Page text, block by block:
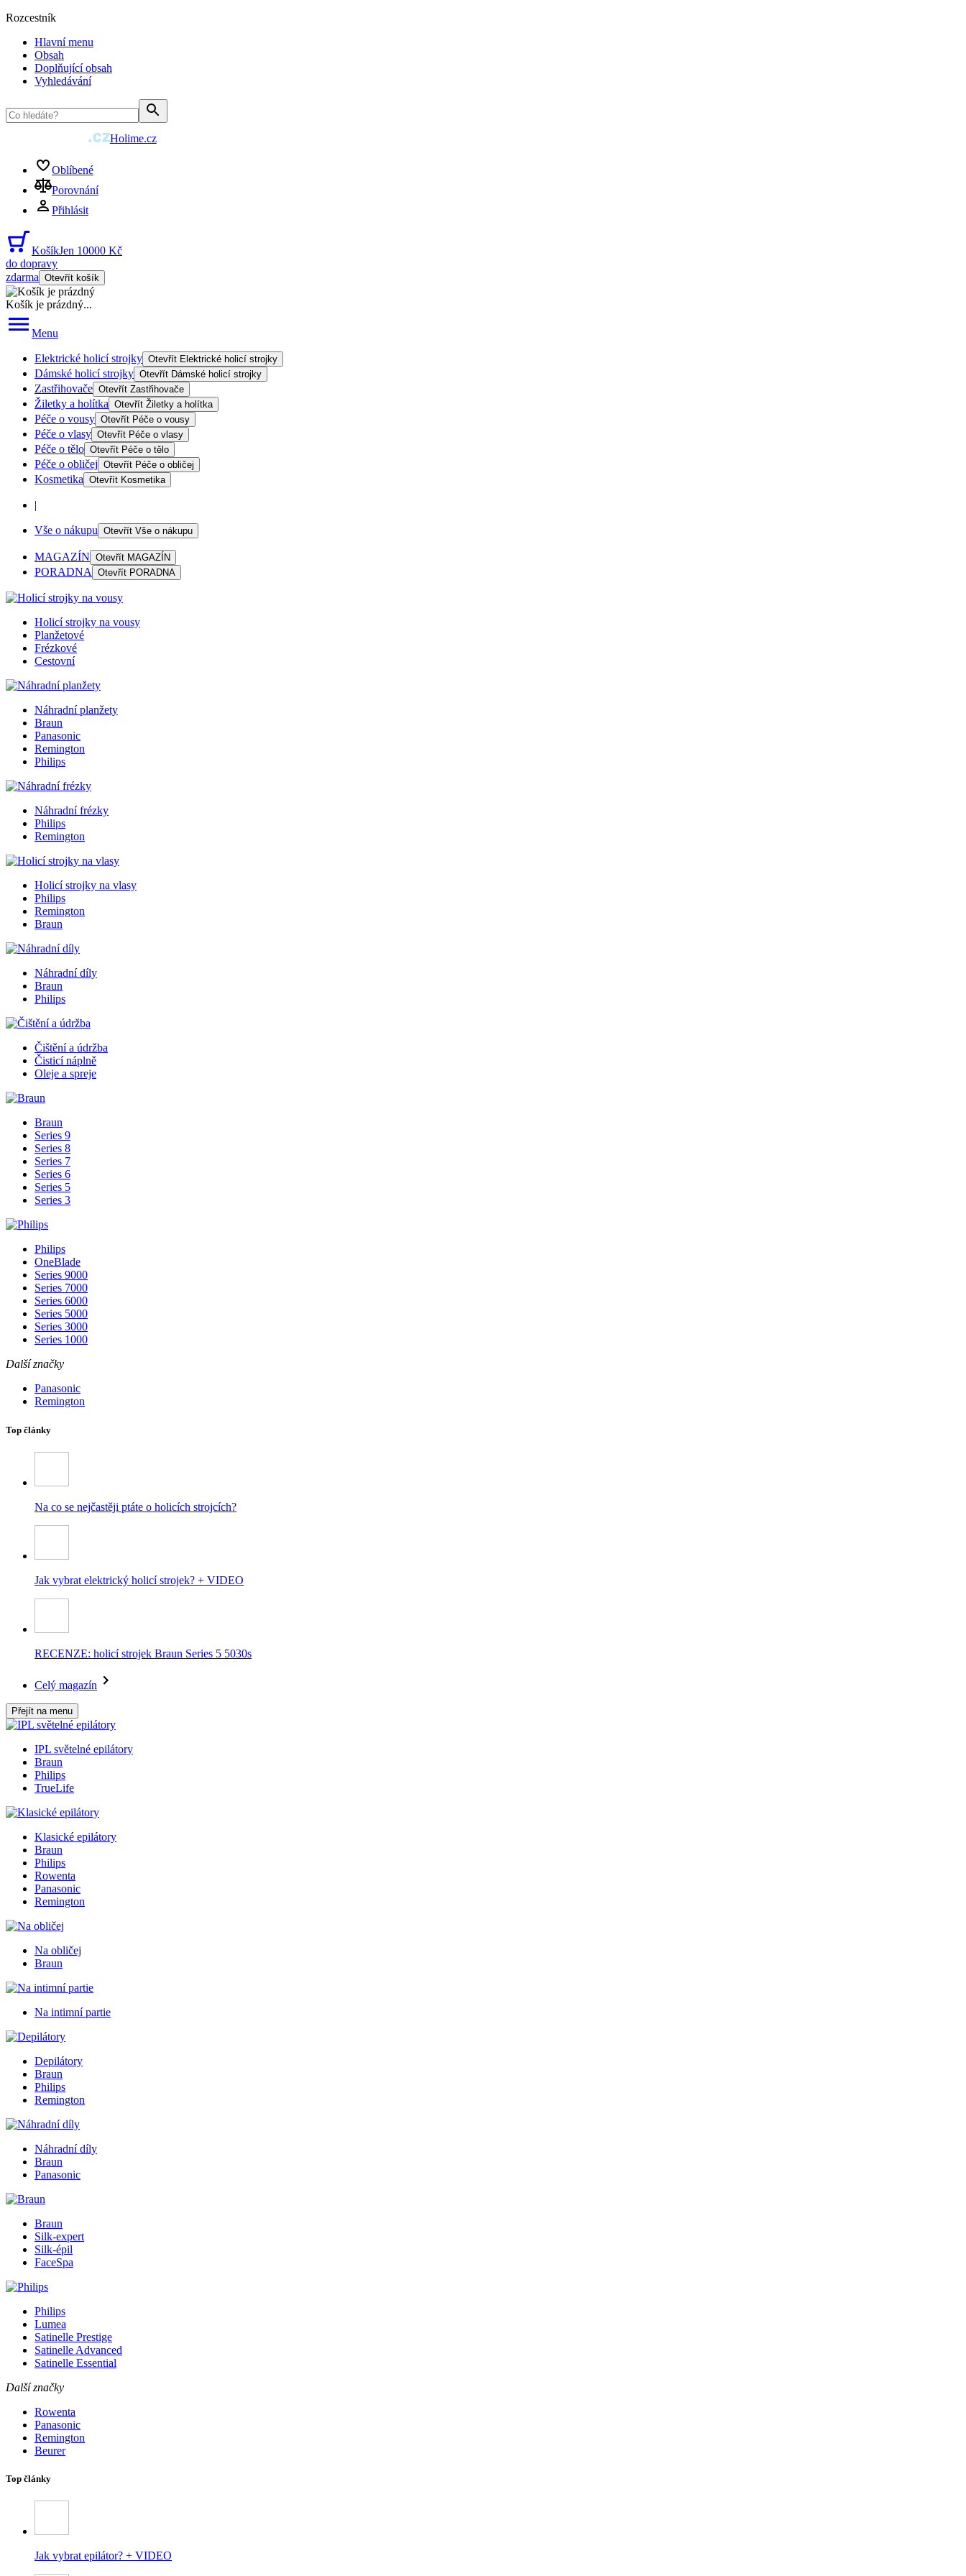
Rozcestník
Hlavní menu
Obsah
Doplňující obsah
Vyhledávání
Holime.cz
Oblíbené
Porovnání
Přihlásit
KošíkJen 10000 Kč
do dopravy
zdarma Otevřít košík
Košík je prázdný...
Menu
Elektrické holicí strojky Otevřít Elektrické holicí strojky
Dámské holicí strojky Otevřít Dámské holicí strojky
Zastřihovače Otevřít Zastřihovače
Žiletky a holítka Otevřít Žiletky a holítka
Péče o vousy Otevřít Péče o vousy
Péče o vlasy Otevřít Péče o vlasy
Péče o tělo Otevřít Péče o tělo
Péče o obličej Otevřít Péče o obličej
Kosmetika Otevřít Kosmetika
|
Vše o nákupu Otevřít Vše o nákupu
MAGAZÍN Otevřít MAGAZÍN
PORADNA Otevřít PORADNA
Holicí strojky na vousy
Planžetové
Frézkové
Cestovní
Náhradní planžety
Braun
Panasonic
Remington
Philips
Náhradní frézky
Philips
Remington
Holicí strojky na vlasy
Philips
Remington
Braun
Náhradní díly
Braun
Philips
Čištění a údržba
Čisticí náplně
Oleje a spreje
Braun
Series 9
Series 8
Series 7
Series 6
Series 5
Series 3
Philips
OneBlade
Series 9000
Series 7000
Series 6000
Series 5000
Series 3000
Series 1000
Další značky
Panasonic
Remington
Top články
Na co se nejčastěji ptáte o holicích strojcích?
Jak vybrat elektrický holicí strojek? + VIDEO
RECENZE: holicí strojek Braun Series 5 5030s
Celý magazín
Přejít na menu
IPL světelné epilátory
Braun
Philips
TrueLife
Klasické epilátory
Braun
Philips
Rowenta
Panasonic
Remington
Na obličej
Braun
Na intimní partie
Depilátory
Braun
Philips
Remington
Náhradní díly
Braun
Panasonic
Braun
Silk-expert
Silk-épil
FaceSpa
Philips
Lumea
Satinelle Prestige
Satinelle Advanced
Satinelle Essential
Další značky
Rowenta
Panasonic
Remington
Beurer
Top články
Jak vybrat epilátor? + VIDEO